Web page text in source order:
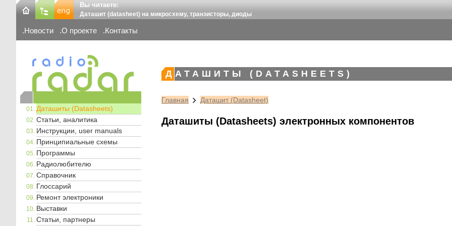
Вы читаете:
Даташит (datasheet) на микросхему, транзисторы, диоды
Новости О проекте Контакты
Даташиты (Datasheets)
Статьи, аналитика
Инструкции, user manuals
Принципиальные схемы
Программы
Радиолюбителю
Справочник
Глоссарий
Ремонт электроники
Выставки
Статьи, партнеры
ДАТАШИТЫ (DATASHEETS)
Главная Даташит (Datasheet)
Даташиты (Datasheets) электронных компонентов